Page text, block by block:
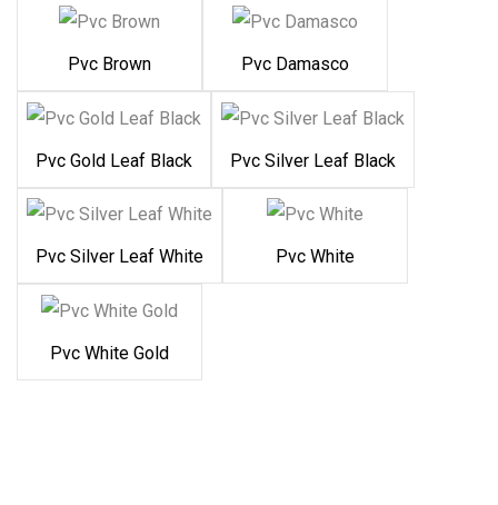
Pvc Brown Pvc Damasco
Pvc Gold Leaf Black Pvc Silver Leaf Black
Pvc Silver Leaf White Pvc White
Pvc White Gold